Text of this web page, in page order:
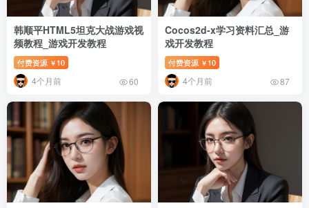
韩顺平HTML5坦克大战游戏视
频教程_游戏开发教程
付费资源 ￥ 10
4个月前 60
Cocos2d-x学习资料汇总_游
戏开发教程
付费资源 ￥ 10
4个月前 87